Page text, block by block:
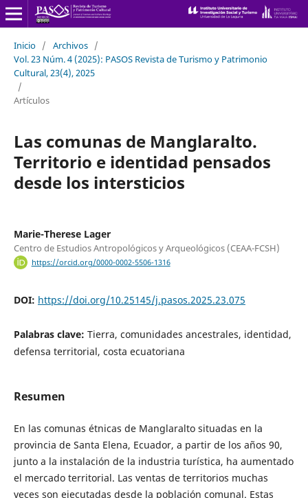
Inicio / Archivos /
Vol. 23 Núm. 4 (2025): PASOS Revista de Turismo y Patrimonio
Cultural, 23(4), 2025
/
Artículos
Las comunas de Manglaralto.
Territorio e identidad pensados
desde los intersticios
Marie-Therese Lager
Centro de Estudios Antropológicos y Arqueológicos (CEAA-FCSH)
https://orcid.org/0000-0002-5506-1316
DOI: https://doi.org/10.25145/j.pasos.2025.23.075
Palabras clave: Tierra, comunidades ancestrales, identidad,
defensa territorial, costa ecuatoriana
Resumen
En las comunas étnicas de Manglaralto situadas en la
provincia de Santa Elena, Ecuador, a partir de los años 90,
junto a la instalación de la industria turística, ha aumentado
el mercado territorial. Las ventas de territorios muchas
veces son ejecutadas desde la población comunal. Estas